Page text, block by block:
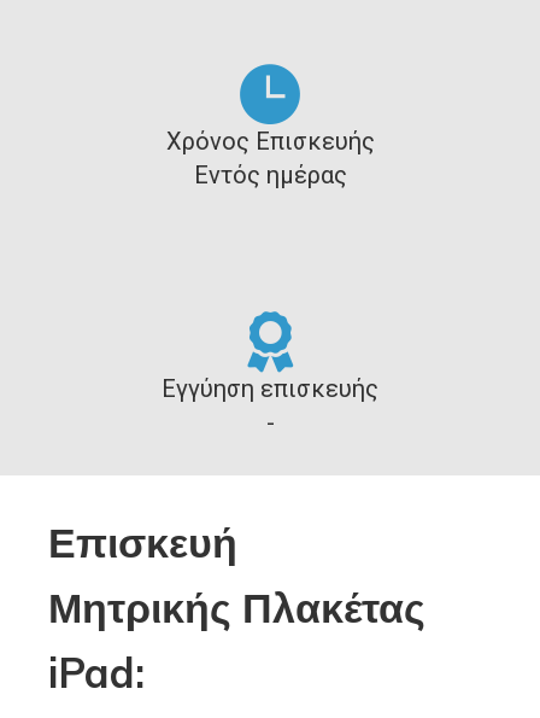
Χρόνος Επισκευής
Εντός ημέρας
Εγγύηση επισκευής
-
Επισκευή
Μητρικής Πλακέτας
iPad: